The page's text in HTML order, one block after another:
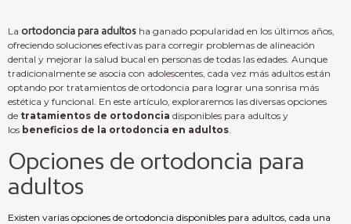
La ortodoncia para adultos ha ganado popularidad en los últimos años,
ofreciendo soluciones efectivas para corregir problemas de alineación
dental y mejorar la salud bucal en personas de todas las edades. Aunque
tradicionalmente se asocia con adolescentes, cada vez más adultos están
optando por tratamientos de ortodoncia para lograr una sonrisa más
estética y funcional. En este artículo, exploraremos las diversas opciones
de tratamientos de ortodoncia disponibles para adultos y
los beneficios de la ortodoncia en adultos
Opciones de ortodoncia para
adultos
Existen varias opciones de ortodoncia disponibles para adultos, cada una